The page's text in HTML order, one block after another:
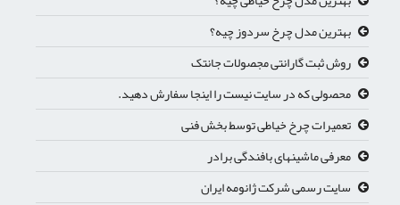
بهترین مدل چرخ سردوز چیه؟
روش ثبت گارانتی مجصولات جانتک
محصولی که در سایت نیست را اینجا سفارش دهید.
تعمیرات چرخ خیاطی توسط بخش فنی
معرفی ماشینهای بافندگی برادر
سایت رسمی شرکت ژانومه ایران